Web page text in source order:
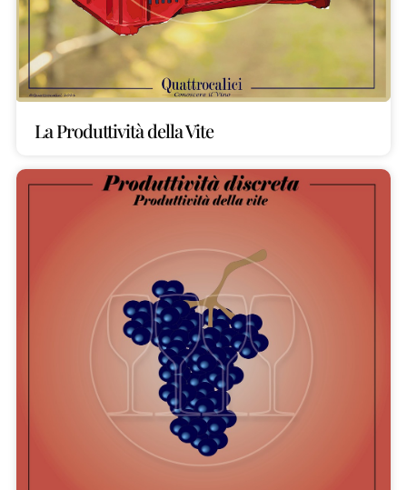
La Produttività della Vite